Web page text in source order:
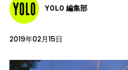
YOLO 編集部
2019年02月15日